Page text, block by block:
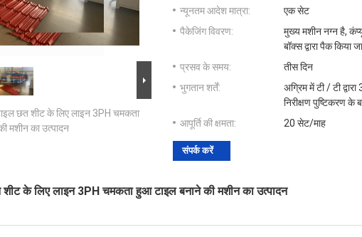
छत शीट के लिए लाइन 3PH चमकता
मशीन का उत्पादन
न्यूनतम आदेश मात्रा:
एक सेट
पैकेजिंग विवरण:
मुख्य मशीन नग्न है,
बॉक्स द्वारा पैक किया
प्रसव के समय:
तीस दिन
भुगतान शर्तें:
अग्रिम में टी / टी
निरीक्षण पुष्टिकरण के
आपूर्ति की क्षमता:
20 सेट/माह
संपर्क करें
के लिए लाइन 3PH चमकता हुआ टाइल बनाने की मशीन का उत्पादन